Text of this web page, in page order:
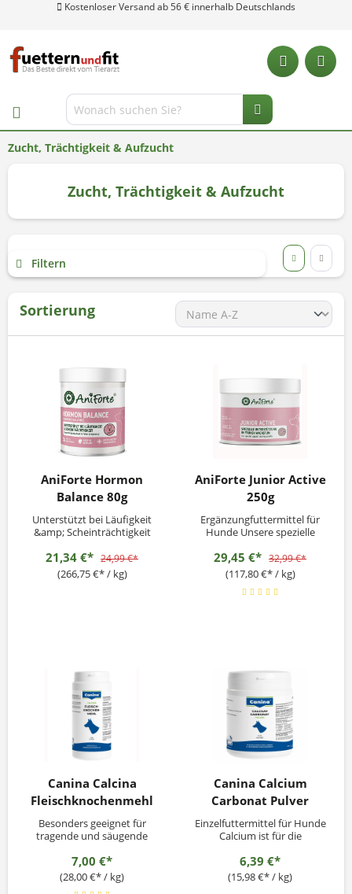
Unsere Hotline: 0 28 04 - 18 29 27 0
Zucht, Trächtigkeit & Aufzucht
Zucht, Trächtigkeit & Aufzucht
Filtern
Sortierung
AniForte Hormon
Balance 80g
Unterstützt bei Läufigkeit
&amp; Scheinträchtigkeit
21,34 €* 24,99 €*
(266,75 €* / kg)
AniForte Junior Active
250g
Ergänzungfuttermittel für
Hunde Unsere spezielle
AniForte® Junior Active
enthaltenen Rohstoffen
kann dazu beitragen die
natürliche
29,45 €* 32,99 €*
(117,80 €* / kg)
Canina Calcina
Fleischknochenmehl
Besonders geeignet für
tragende und säugende
7,00 €*
(28,00 €* / kg)
Canina Calcium
Carbonat Pulver
Einzelfuttermittel für Hunde
Calcium ist für die
lebenswichtig. Im
Organismus wird Calcium
benötigt: • zur
6,39 €*
(15,98 €* / kg)